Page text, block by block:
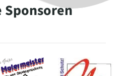
Sponsoren